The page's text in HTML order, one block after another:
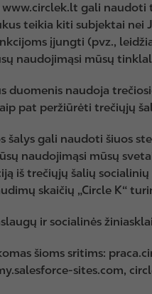
gali naudoti
teikia kiti subjektai nei
įjungti (pvz.,
naudojimąsi mūsų
duomenis naudoja
pat peržiūrėti trečiųjų
šalys gali naudoti šiuos
naudojimąsi mūsų
iš trečiųjų šalių
skaičių „Circle K“
ir socialinės
šioms sritims:
sites.com,